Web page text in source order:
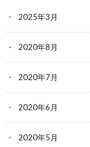
2025年3月
2020年8月
2020年7月
2020年6月
2020年5月